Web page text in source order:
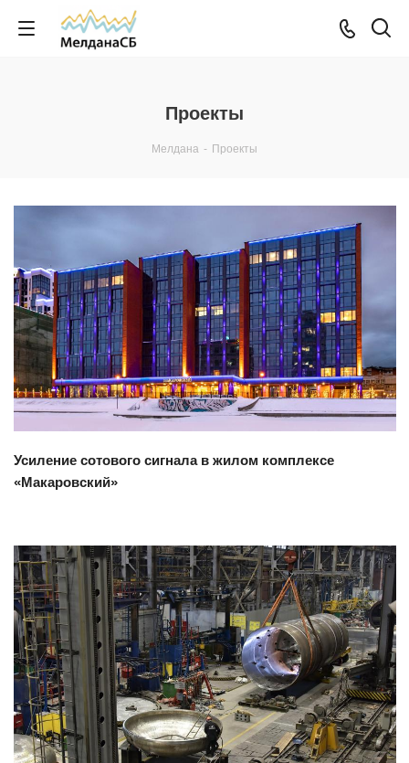
Проекты
Мелдана - Проекты
Смотреть проект
Усиление сотового сигнала в жилом комплексе
«Макаровский»
Смотреть проект